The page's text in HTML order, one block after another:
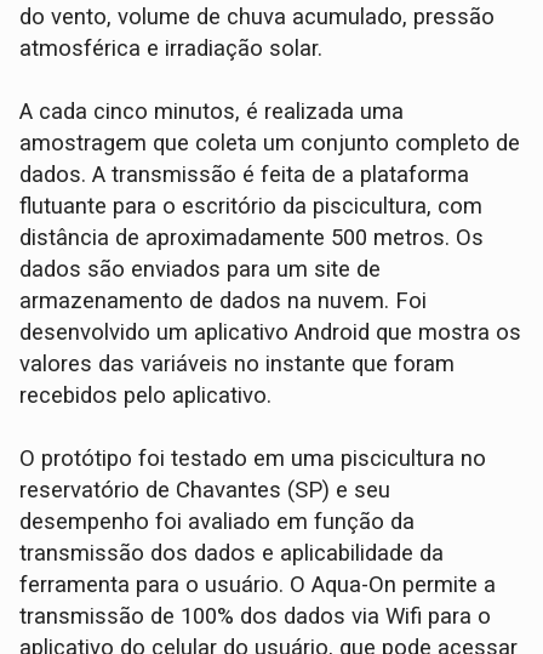
do vento, volume de chuva acumulado, pressão
atmosférica e irradiação solar.
A cada cinco minutos, é realizada uma
amostragem que coleta um conjunto completo de
dados. A transmissão é feita de a plataforma
flutuante para o escritório da piscicultura, com
distância de aproximadamente 500 metros. Os
dados são enviados para um site de
armazenamento de dados na nuvem. Foi
desenvolvido um aplicativo Android que mostra os
valores das variáveis no instante que foram
recebidos pelo aplicativo.
O protótipo foi testado em uma piscicultura no
reservatório de Chavantes (SP) e seu
desempenho foi avaliado em função da
transmissão dos dados e aplicabilidade da
ferramenta para o usuário. O Aqua-On permite a
transmissão de 100% dos dados via Wifi para o
aplicativo do celular do usuário, que pode acessar